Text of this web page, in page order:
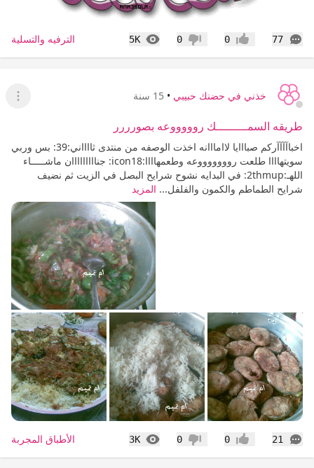
77
التعليقات إعجاب0 عدم إعجاب
0
5K
المشاهدات الترفيه والتسلية
خذني في حضنك حبيبي • 15 سنة
عرض
طريقه السمـــــــــك روووووعه بصورررر
اخباآآآآركم صبااايا لاامااانه اخذت الوصفه من منتدى ثااااني:39: بس وربي
سويتهاااا طلعت روووووووعه وطعمهاااا:icon18: جنااااااااان ماشـــــاء
اللهـ:2thmup: في البدايه نشوح شرايح البصل في الزيت ثم نضيف
شرايح الطماطم والكمون والفلفل... المزيد
21
التعليقات إعجاب0 عدم إعجاب
0
3K
المشاهدات الأطباق المجربة